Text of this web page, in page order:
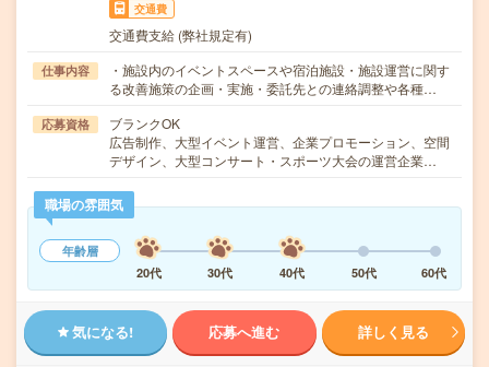
交通費
交通費支給 (弊社規定有)
仕事内容
・施設内のイベントスペースや宿泊施設・施設運営に関す
る改善施策の企画・実施・委託先との連絡調整や各種…
応募資格
ブランクOK
広告制作、大型イベント運営、企業プロモーション、空間
デザイン、大型コンサート・スポーツ大会の運営企業…
職場の雰囲気
年齢層
20代
30代 40代 50代 60代
気になる! 応募へ進む 詳しく見る